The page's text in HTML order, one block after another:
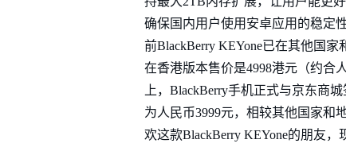
确保国内用户使用安卓应用的稳定
前BlackBerry KEYone已在其他国
在香港版本售价是4998港元（约合
上，BlackBerry手机正式与京东商
为人民币3999元，相较其他国家和
欢这款BlackBerry KEYone的朋友，